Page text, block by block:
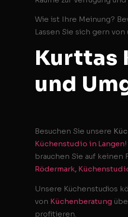
Wie ist Ihre Meinung?
Lassen Sie sich gern
Kurttas
und
Besuchen Sie unsere
Küchenstudio in Langen
brauchen Sie auf keinen
Rödermark,
Unsere Küchenstudios
von Küchenberatung
profitieren.